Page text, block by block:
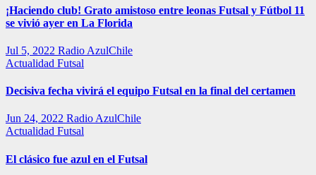
¡Haciendo club! Grato amistoso entre leonas Futsal y Fútbol 11
se vivió ayer en La Florida
Jul 5, 2022 Radio AzulChile
Actualidad Futsal
Decisiva fecha vivirá el equipo Futsal en la final del certamen
Jun 24, 2022 Radio AzulChile
Actualidad Futsal
El clásico fue azul en el Futsal